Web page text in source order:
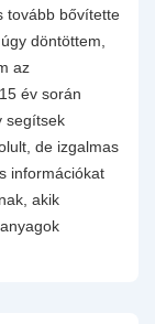
tovább bővítette
döntöttem,
az
év során
segítsek
de izgalmas
információkat
akik